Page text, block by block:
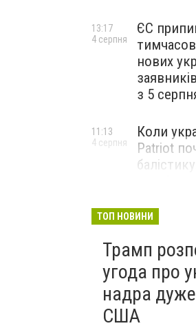
ЄС
нових
з 5
13:17
4 серпня
Коли
Patriot
11:13
4 серпня
НОВИНИ
4 серпня
ТОП НОВИНИ
Трамп
угода про
надра
США